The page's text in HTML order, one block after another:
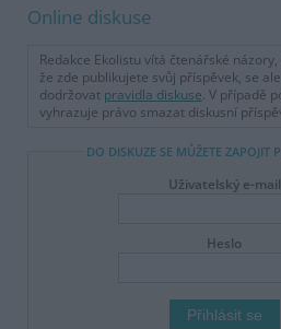
Online diskuse
Redakce Ekolistu vítá čtenářské
že zde publikujete svůj příspěvek, se
dodržovat pravidla diskuse. V případě
vyhrazuje právo smazat diskusní
DO DISKUZE SE MŮŽETE ZAPOJIT
Uživatelský e-mail
Heslo